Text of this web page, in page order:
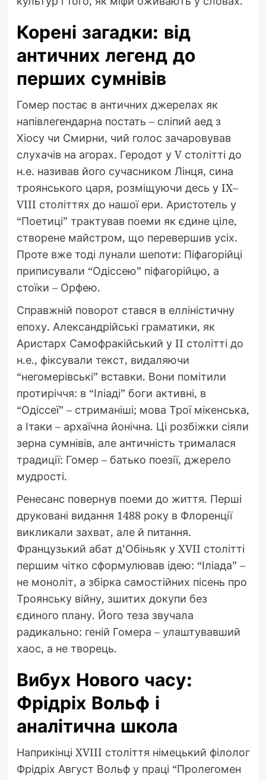
Корені загадки: від
античних легенд до
перших сумнівів
Гомер постає в античних джерелах як
напівлегендарна постать – сліпий аед з
Хіосу чи Смирни, чий голос зачаровував
слухачів на агорах. Геродот у V столітті до
н.е. називав його сучасником Лінця, сина
троянського царя, розміщуючи десь у IX–
VIII століттях до нашої ери. Аристотель у
“Поетиці” трактував поеми як єдине ціле,
створене майстром, що перевершив усіх.
Проте вже тоді лунали шепоти: Піфагорійці
приписували “Одіссею” піфагорійцю, а
стоїки – Орфею.
Справжній поворот стався в елліністичну
епоху. Александрійські граматики, як
Аристарх Самофракійський у II столітті до
н.е., фіксували текст, видаляючи
“негомерівські” вставки. Вони помітили
протиріччя: в “Іліаді” боги активні, в
“Одіссеї” – стриманіші; мова Трої мікенська,
а Ітаки – архаїчна йонічна. Ці розбіжки сіяли
зерна сумнівів, але античність трималася
традиції: Гомер – батько поезії, джерело
мудрості.
Ренесанс повернув поеми до життя. Перші
друковані видання 1488 року в Флоренції
викликали захват, але й питання.
Французький абат д’Обіньяк у XVII столітті
першим чітко сформулював ідею: “Іліада” –
не моноліт, а збірка самостійних пісень про
Троянську війну, зшитих докупи без
єдиного плану. Його теза звучала
радикально: геній Гомера – улаштувавший
хаос, а не творець.
Вибух Нового часу:
Фрідріх Вольф і
аналітична школа
Наприкінці XVIII століття німецький філолог
Фрідріх Август Вольф у праці “Пролегомен